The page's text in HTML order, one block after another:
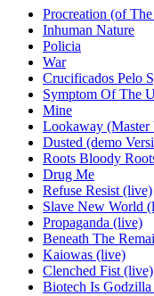
Procreation (of
Inhuman Nature
Policia
War
Crucificados Pelo
Symptom Of The
Mine
Lookaway
Dusted (demo
Roots Bloody
Drug Me
Refuse Resist (live)
Slave New World
Propaganda (live)
Beneath The
Kaiowas (live)
Clenched Fist (live)
Biotech Is